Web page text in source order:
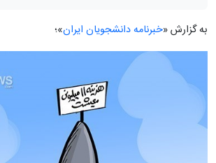
به گزارش «خبرنامه دانشجویان ایران»؛